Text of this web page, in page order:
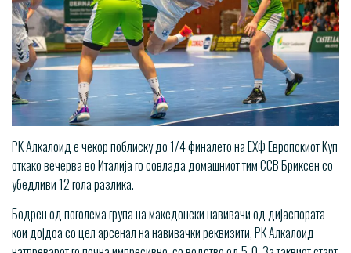
РК Алкалоид е чекор поблиску до 1/4 финалето на ЕХФ Европскиот Куп
откако вечерва во Италија го совлада домашниот тим ССВ Бриксен со
убедливи 12 гола разлика.
Бодрен од поголема група на македонски навивачи од дијаспората
кои дојдоа со цел арсенал на навивачки реквизити, РК Алкалоид